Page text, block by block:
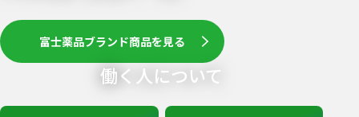
富士薬品ブランド商品を見る
働く人について